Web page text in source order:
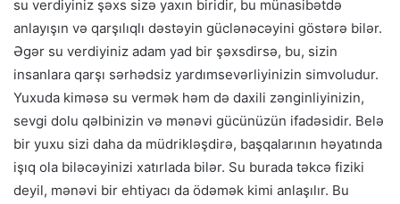
su verdiyiniz şəxs sizə yaxın biridir, bu münasibətdə
anlayışın və qarşılıqlı dəstəyin güclənəcəyini göstərə bilər.
Əgər su verdiyiniz adam yad bir şəxsdirsə, bu, sizin
insanlara qarşı sərhədsiz yardımsevərliyinizin simvoludur.
Yuxuda kiməsə su vermək həm də daxili zənginliyinizin,
sevgi dolu qəlbinizin və mənəvi gücünüzün ifadəsidir. Belə
bir yuxu sizi daha da müdrikləşdirə, başqalarının həyatında
işıq ola biləcəyinizi xatırlada bilər. Su burada təkcə fiziki
deyil, mənəvi bir ehtiyacı da ödəmək kimi anlaşılır. Bu